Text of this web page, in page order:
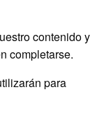
contenido y
completarse.
para